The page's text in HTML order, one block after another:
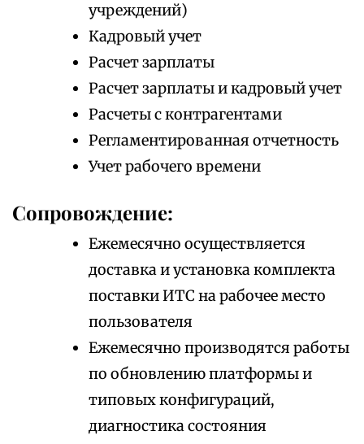
учреждений)
Кадровый учет
Расчет зарплаты
Расчет зарплаты и кадровый учет
Расчеты с контрагентами
Регламентированная отчетность
Учет рабочего времени
Сопровождение:
Ежемесячно осуществляется
доставка и установка комплекта
поставки ИТС на рабочее место
пользователя
Ежемесячно производятся работы
по обновлению платформы и
типовых конфигураций,
диагностика состояния